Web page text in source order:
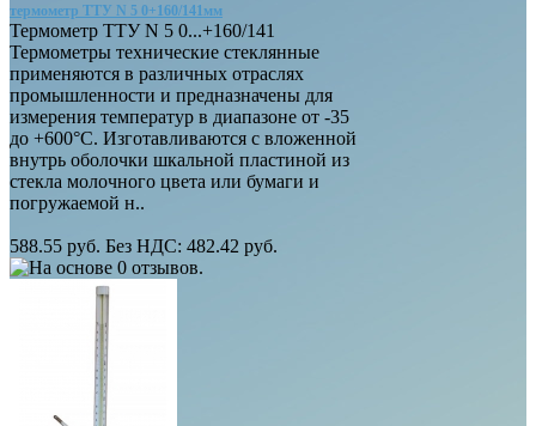
термометр ТТУ N 5 0+160/141мм
Термометр ТТУ N 5 0...+160/141
Термометры технические стеклянные
применяются в различных отраслях
промышленности и предназначены для
измерения температур в диапазоне от -35
до +600°С. Изготавливаются с вложенной
внутрь оболочки шкальной пластиной из
стекла молочного цвета или бумаги и
погружаемой н..
588.55 руб. Без НДС: 482.42 руб.